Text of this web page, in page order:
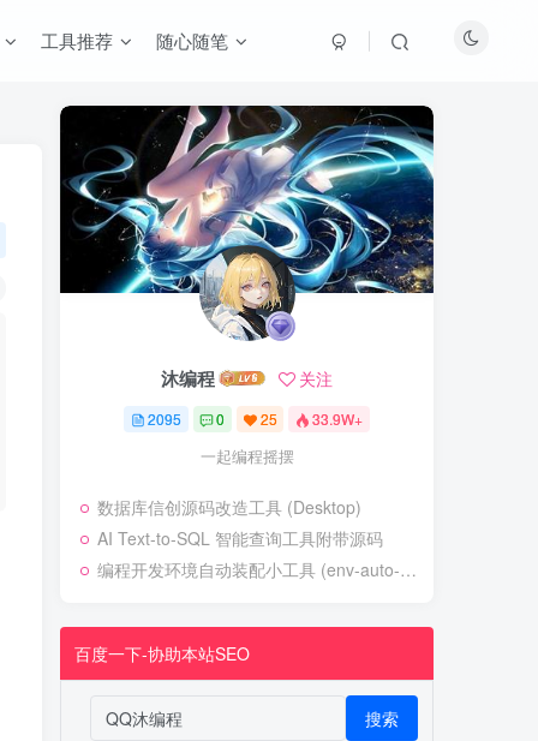
工具推荐 随心随笔
沐编程 关注
2095 0 25 33.9W+
一起编程摇摆
数据库信创源码改造工具 (Desktop)
AI Text-to-SQL 智能查询工具附带源码
编程开发环境自动装配小工具 (env-auto-setup)
百度一下-协助本站SEO
搜索